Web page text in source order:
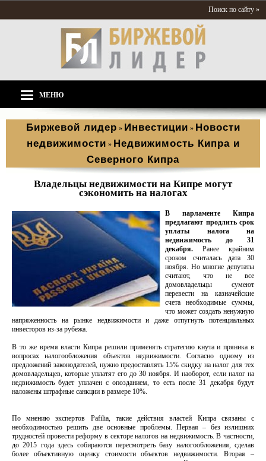
Поиск по сайту »
МЕНЮ
Биржевой лидер » Инвестиции » Новости
недвижимости » Недвижимость Кипра и
Северного Кипра
Владельцы недвижимости на Кипре могут
сэкономить на налогах
В парламенте Кипра
предлагают продлить срок
уплаты налога на
недвижимость до 31
декабря. Ранее крайним
сроком считалась дата 30
ноября. Но многие депутаты
считают, что не все
домовладельцы сумеют
перевести на казначейские
счета необходимые суммы,
что может создать ненужную
напряженность на рынке недвижимости и даже отпугнуть потенциальных
инвесторов из-за рубежа.
В то же время власти Кипра решили применять стратегию кнута и пряника в
вопросах налогообложения объектов недвижимости. Согласно одному из
предложений законодателей, нужно предоставлять 15% скидку на налог для тех
домовладельцев, которые уплатят его до 30 ноября. И наоборот, если налог на
недвижимость будет уплачен с опозданием, то есть после 31 декабря будут
наложены штрафные санкции в размере 10%.
По мнению экспертов Pafilia, такие действия властей Кипра связаны с
необходимостью решить две основные проблемы. Первая – без излишних
трудностей провести реформу в секторе налогов на недвижимость. В частности,
до 2015 года здесь собираются пересмотреть базу налогообложения, сделав
более объективную оценку стоимости объектов недвижимости. Вторая –